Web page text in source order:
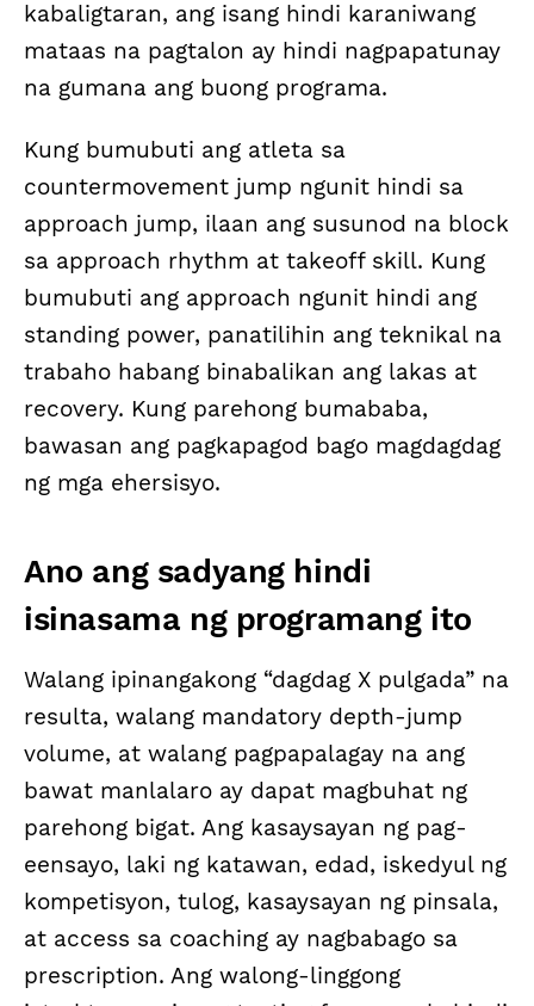
kabaligtaran, ang isang hindi karaniwang
mataas na pagtalon ay hindi nagpapatunay
na gumana ang buong programa.
Kung bumubuti ang atleta sa
countermovement jump ngunit hindi sa
approach jump, ilaan ang susunod na block
sa approach rhythm at takeoff skill. Kung
bumubuti ang approach ngunit hindi ang
standing power, panatilihin ang teknikal na
trabaho habang binabalikan ang lakas at
recovery. Kung parehong bumababa,
bawasan ang pagkapagod bago magdagdag
ng mga ehersisyo.
Ano ang sadyang hindi
isinasama ng programang ito
Walang ipinangakong “dagdag X pulgada” na
resulta, walang mandatory depth-jump
volume, at walang pagpapalagay na ang
bawat manlalaro ay dapat magbuhat ng
parehong bigat. Ang kasaysayan ng pag-
eensayo, laki ng katawan, edad, iskedyul ng
kompetisyon, tulog, kasaysayan ng pinsala,
at access sa coaching ay nagbabago sa
prescription. Ang walong-linggong